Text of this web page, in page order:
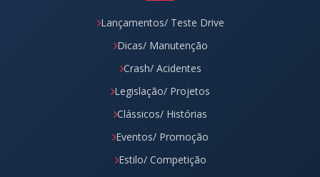
Lançamentos/ Teste Drive
Dicas/ Manutenção
Crash/ Acidentes
Legislação/ Projetos
Clássicos/ Histórias
Eventos/ Promoção
Estilo/ Competição